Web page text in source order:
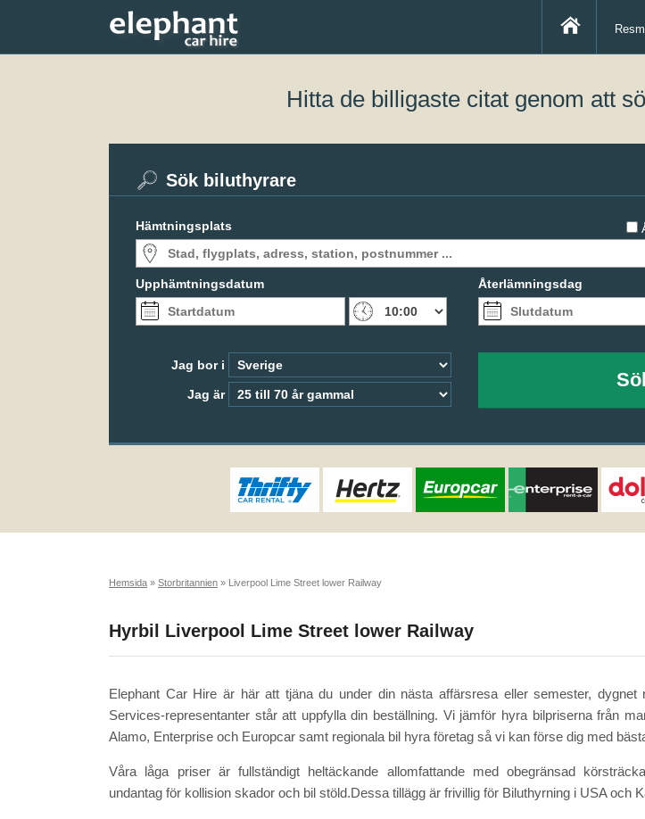
Hitta de billigaste citat genom att
Sök biluthyrare
Hämtningsplats
Upphämtningsdatum Återlämningsdag
Jag bor i
Jag är
Hemsida » Storbritannien » Liverpool Lime Street lower Railway
Hyrbil Liverpool Lime Street lower Railway
Elephant Car Hire är här att tjäna du under din nästa affärsresa eller semester,
Services-representanter står att uppfylla din beställning. Vi jämför hyra bilpriserna från
Alamo, Enterprise och Europcar samt regionala bil hyra företag så vi kan förse dig med
Våra låga priser är fullständigt heltäckande allomfattande med obegränsad
undantag för kollision skador och bil stöld.Dessa tillägg är frivillig för Biluthyrning i USA och